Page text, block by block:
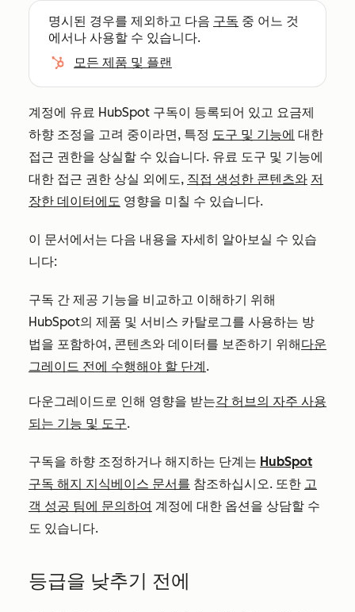
명시된 경우를 제외하고 다음 구독 중 어느 것
에서나 사용할 수 있습니다.
모든 제품 및 플랜
계정에 유료 HubSpot 구독이 등록되어 있고 요금제
하향 조정을 고려 중이라면, 특정 도구 및 기능에 대한
접근 권한을 상실할 수 있습니다. 유료 도구 및 기능에
대한 접근 권한 상실 외에도, 직접 생성한 콘텐츠와 저
장한 데이터에도 영향을 미칠 수 있습니다.
이 문서에서는 다음 내용을 자세히 알아보실 수 있습
니다:
구독 간 제공 기능을 비교하고 이해하기 위해
HubSpot의 제품 및 서비스 카탈로그를 사용하는 방
법을 포함하여, 콘텐츠와 데이터를 보존하기 위해다운
그레이드 전에 수행해야 할 단계.
다운그레이드로 인해 영향을 받는각 허브의 자주 사용
되는 기능 및 도구.
구독을 하향 조정하거나 해지하는 단계는 HubSpot
구독 해지 지식베이스 문서를 참조하십시오. 또한 고
객 성공 팀에 문의하여 계정에 대한 옵션을 상담할 수
도 있습니다.
등급을 낮추기 전에